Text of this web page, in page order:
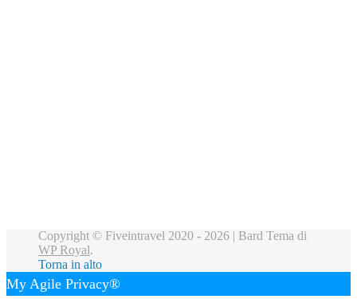
Copyright © Fiveintravel 2020 - 2026 | Bard Tema di
WP Royal.
Torna in alto
My Agile Privacy®